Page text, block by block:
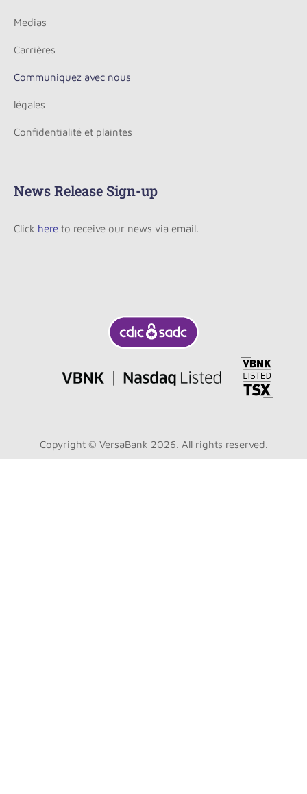
Medias
Carrières
Communiquez avec nous
légales
Confidentialité et plaintes
News Release Sign-up
Click here to receive our news via email.
Copyright © VersaBank 2026. All rights reserved.